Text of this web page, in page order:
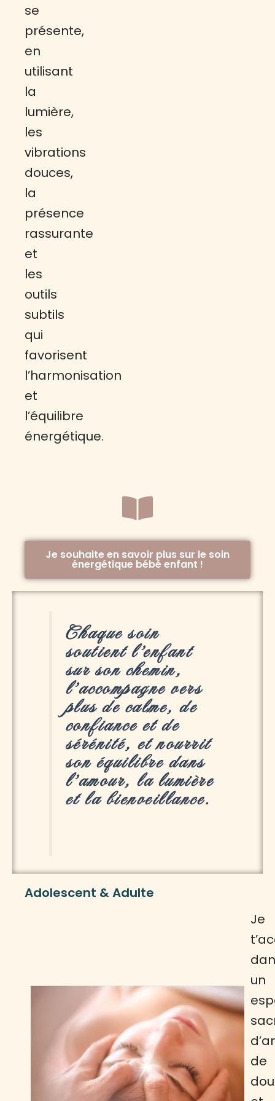
se
présente,
en
utilisant
la
lumière,
les
vibrations
douces,
la
présence
rassurante
et
les
outils
subtils
qui
favorisent
l’harmonisation
et
l’équilibre
énergétique.
Je souhaite en savoir plus sur le soin
énergétique bébé enfant !
Chaque soin
soutient l’enfant
sur son chemin,
l’accompagne vers
plus de calme, de
confiance et de
sérénité, et nourrit
son équilibre dans
l’amour, la lumière
et la bienveillance.
Adolescent & Adulte
Je
un
de